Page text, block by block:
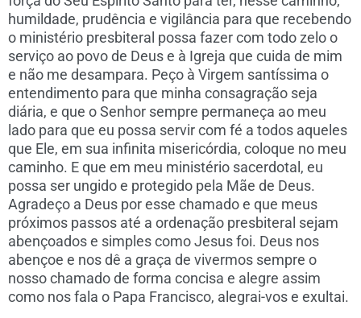
humildade, prudência e vigilância para que recebendo
o ministério presbiteral possa fazer com todo zelo o
serviço ao povo de Deus e à Igreja que cuida de mim
e não me desampara. Peço à Virgem santíssima o
entendimento para que minha consagração seja
diária, e que o Senhor sempre permaneça ao meu
lado para que eu possa servir com fé a todos aqueles
que Ele, em sua infinita misericórdia, coloque no meu
caminho. E que em meu ministério sacerdotal, eu
possa ser ungido e protegido pela Mãe de Deus.
Agradeço a Deus por esse chamado e que meus
próximos passos até a ordenação presbiteral sejam
abençoados e simples como Jesus foi. Deus nos
abençoe e nos dê a graça de vivermos sempre o
nosso chamado de forma concisa e alegre assim
como nos fala o Papa Francisco, alegrai-vos e exultai.